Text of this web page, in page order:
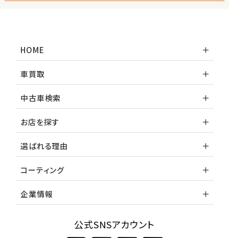
HOME
車買取
中古車検索
お店を探す
選ばれる理由
コーティング
企業情報
公式SNSアカウント